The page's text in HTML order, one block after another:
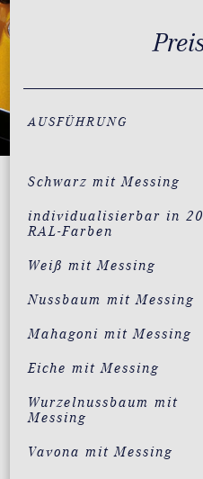
AUSFÜHRUNG
Schwarz mit Messing
individualisierbar in
RAL-Farben
Weiß mit Messing
Nussbaum mit Messing
Mahagoni mit Messing
Eiche mit Messing
Wurzelnussbaum mit
Messing
Vavona mit Messing